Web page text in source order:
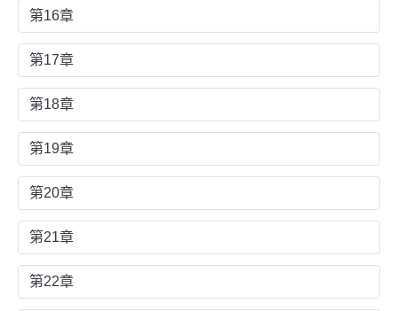
第16章
第17章
第18章
第19章
第20章
第21章
第22章